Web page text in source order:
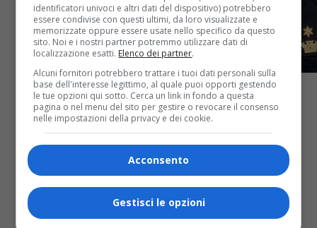
identificatori univoci e altri dati del dispositivo) potrebbero
essere condivise con questi ultimi, da loro visualizzate e
memorizzate oppure essere usate nello specifico da questo
sito. Noi e i nostri partner potremmo utilizzare dati di
localizzazione esatti. Elenco dei partner.
Alcuni fornitori potrebbero trattare i tuoi dati personali sulla
base dell'interesse legittimo, al quale puoi opporti gestendo
le tue opzioni qui sotto. Cerca un link in fondo a questa
pagina o nel menu del sito per gestire o revocare il consenso
nelle impostazioni della privacy e dei cookie.
Acconsento
Gestisci le opzioni